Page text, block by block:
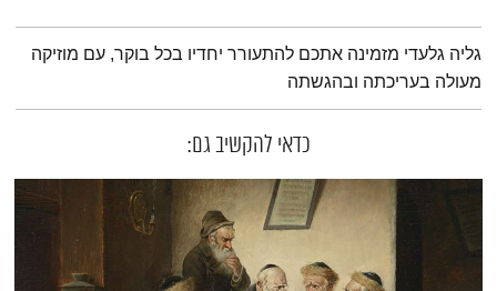
תמצית הפודקאסט
גליה גלעדי מזמינה אתכם להתעורר יחדיו בכל בוקר, עם מוזיקה
מעולה בעריכתה ובהגשתה
כדאי להקשיב גם: